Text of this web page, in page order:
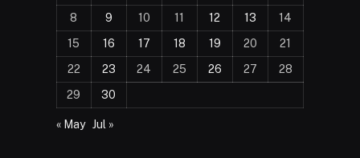
8
9 10 11 12 13
14
15
16 17 18 19 20
21
22
23 24 25 26 27
28
29
30
« May Jul »